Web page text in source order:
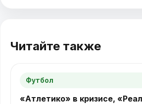
Читайте также
Футбол
«Атлетико» в кризисе, «Реал